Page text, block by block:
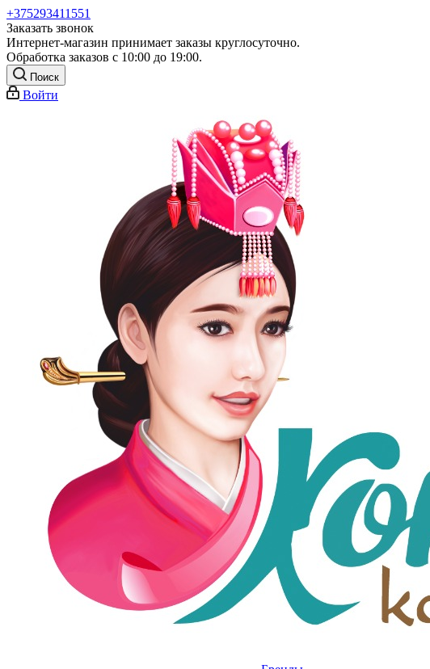
+375293411551
Заказать звонок
Интернет-магазин принимает заказы круглосуточно.
Обработка заказов с 10:00 до 19:00.
Поиск
Войти